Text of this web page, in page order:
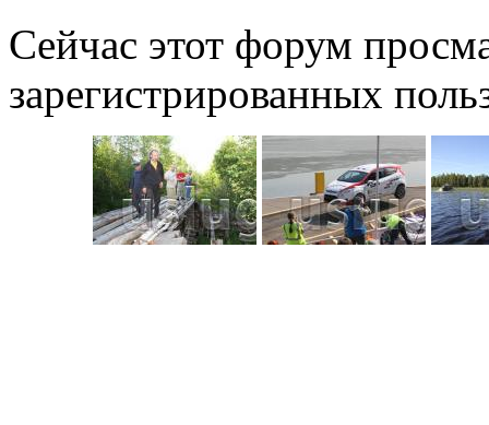
Сейчас этот форум
зарегистрированных